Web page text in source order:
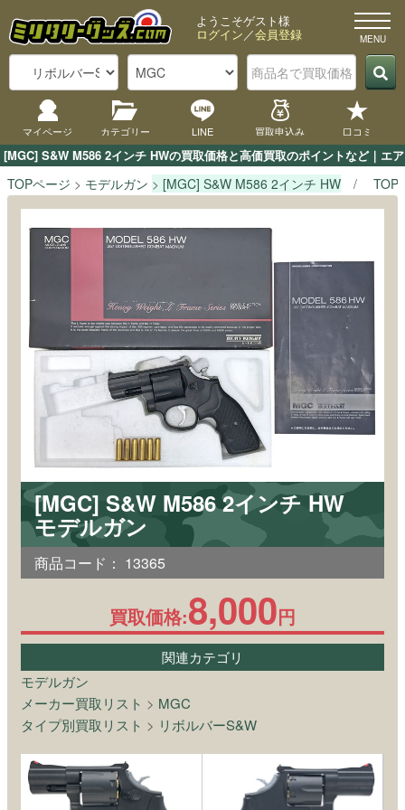
[MGC] S&W M586 2インチ HWの買取価格と高価買取のポイントなど｜エ
ようこそゲスト様
ログイン／会員登録
マイページ カテゴリー LINE 買取申込み 口コミ
TOPページ モデルガン [MGC] S&W M586 2インチ HW TOP
[MGC] S&W M586 2インチ HW
モデルガン
商品コード： 13365
買取価格:8,000円
関連カテゴリ
モデルガン
メーカー買取リスト > MGC
タイプ別買取リスト > リボルバーS&W